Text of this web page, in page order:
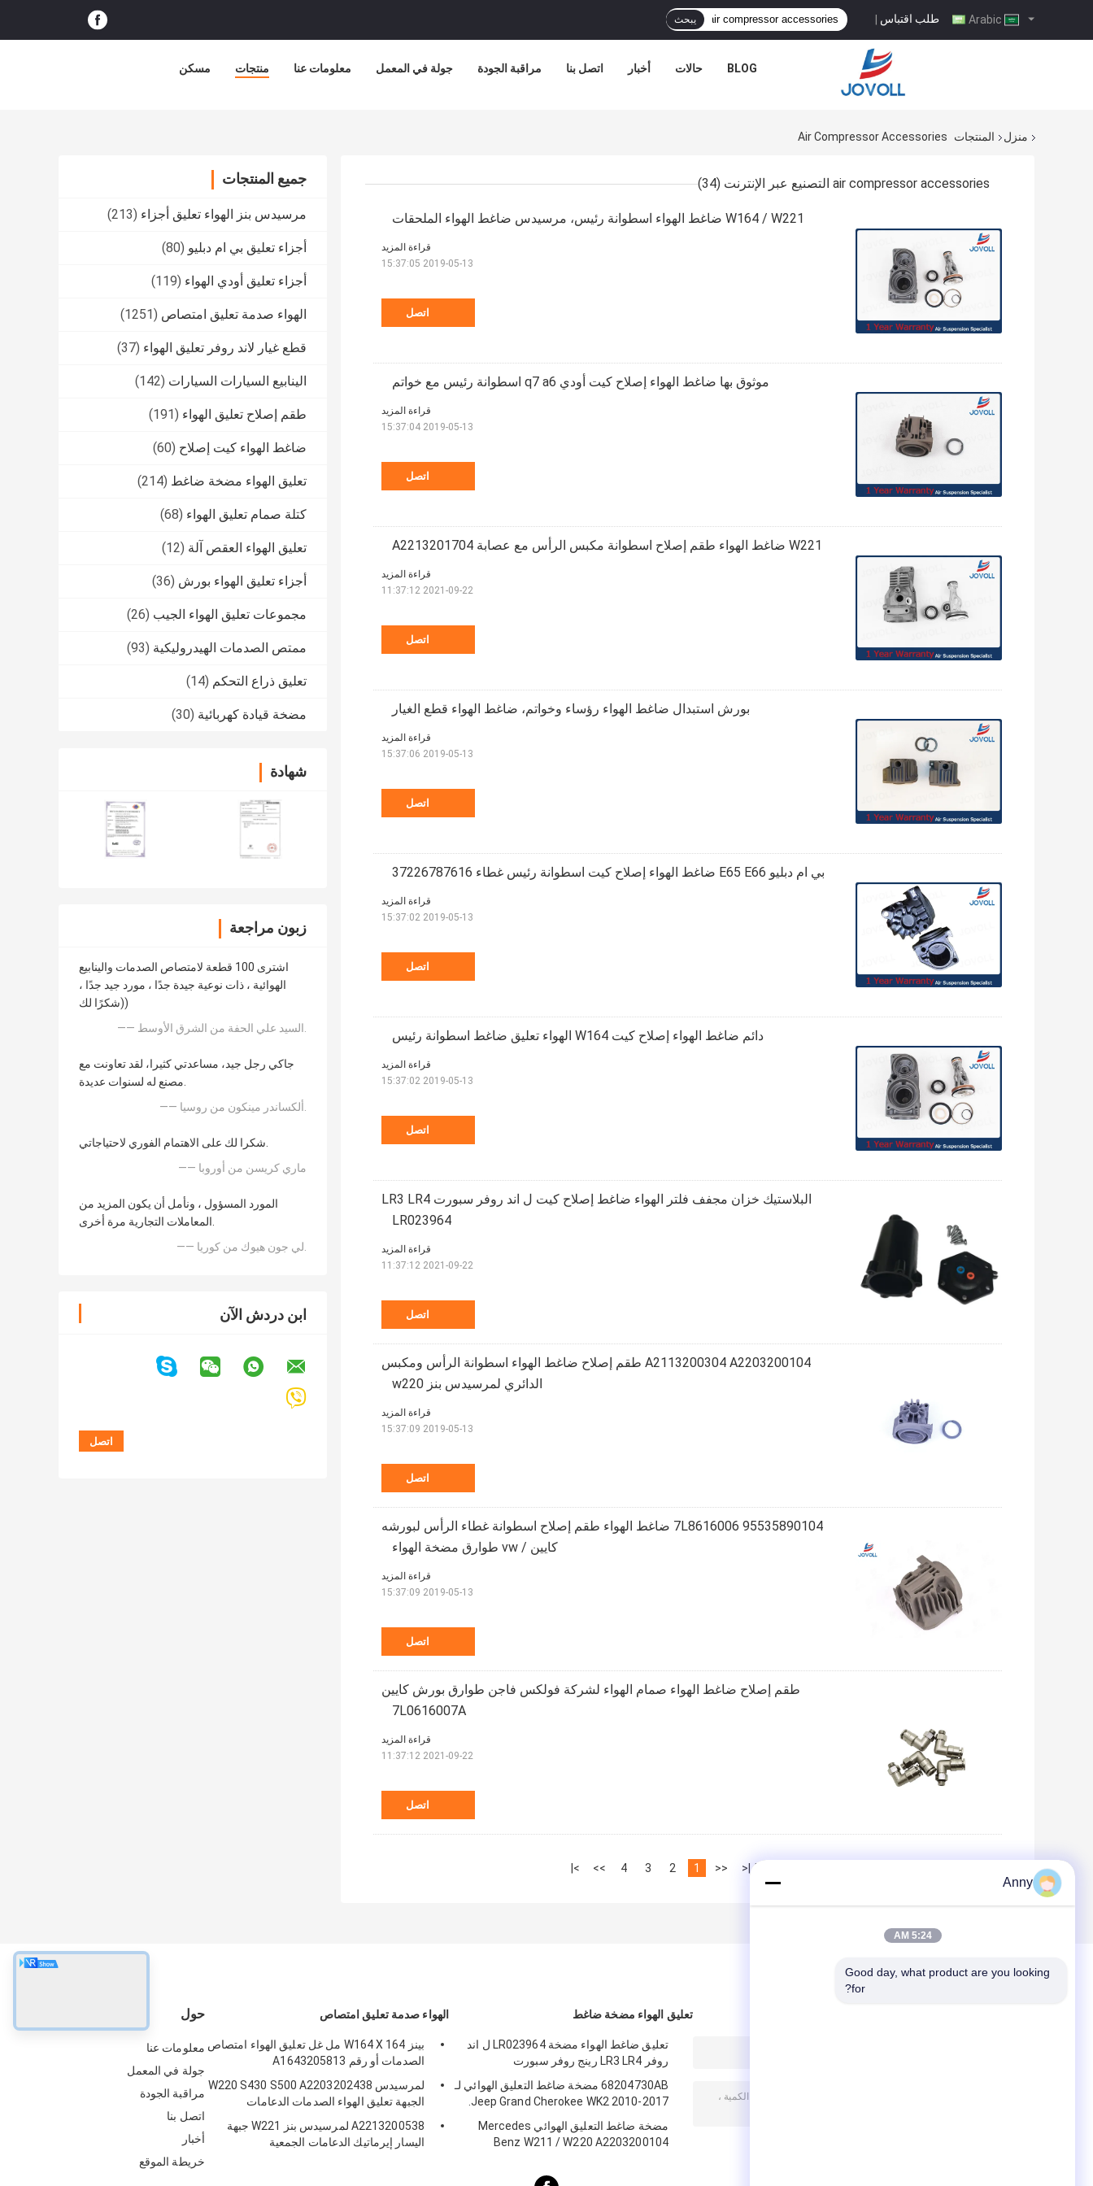
طلب اقتباس | يبحث
مسكن منتجات معلومات عنا جولة في المعمل مراقبة الجودة اتصل بنا أخبار حالات BLOG
منزل المنتجات Air Compressor Accessories
جميع المنتجات
مرسيدس بنز الهواء تعليق أجزاء (213)
أجزاء تعليق بي ام دبليو (80)
أجزاء تعليق أودي الهواء (119)
الهواء صدمة تعليق امتصاص (1251)
قطع غيار لاند روفر تعليق الهواء (37)
الينابيع السيارات السيارات (142)
طقم إصلاح تعليق الهواء (191)
ضاغط الهواء كيت إصلاح (60)
تعليق الهواء مضخة ضاغط (214)
كتلة صمام تعليق الهواء (68)
تعليق الهواء العقص آلة (12)
أجزاء تعليق الهواء بورش (36)
مجموعات تعليق الهواء الجيب (26)
ممتص الصدمات الهيدروليكية (93)
تعليق ذراع التحكم (14)
مضخة قيادة كهربائية (30)
شهادة
زبون مراجعة
اشترى 100 قطعة لامتصاص الصدمات والينابيع
الهوائية ، ذات نوعية جيدة جدًا ، مورد جيد جدًا ،
شكرًا لك))
—— السيد علي الحفة من الشرق الأوسط.
جاكي رجل جيد، مساعدتي كثيرا، لقد تعاونت مع
مصنع له لسنوات عديدة.
—— ألكساندر مينكون من روسيا.
شكرا لك على الاهتمام الفوري لاحتياجاتي.
—— ماري كريسن من أوروبا
المورد المسؤول ، ونأمل أن يكون المزيد من
المعاملات التجارية مرة أخرى.
—— لي جون هيوك من كوريا.
ابن دردش الآن
air compressor accessories التصنيع عبر الإنترنت (34)
W164 / W221 ضاغط الهواء اسطوانة رئيس، مرسيدس ضاغط الهواء الملحقات
اتصل
قراءة المزيد
2019-05-13 15:37:05
موثوق بها ضاغط الهواء إصلاح كيت أودي q7 a6 اسطوانة رئيس مع خواتم
اتصل
قراءة المزيد
2019-05-13 15:37:04
W221 ضاغط الهواء طقم إصلاح اسطوانة مكبس الرأس مع عصابة A2213201704
اتصل
قراءة المزيد
2021-09-22 11:37:12
بورش استبدال ضاغط الهواء رؤساء وخواتم، ضاغط الهواء قطع الغيار
اتصل
قراءة المزيد
2019-05-13 15:37:06
بي ام دبليو E65 E66 ضاغط الهواء إصلاح كيت اسطوانة رئيس غطاء 37226787616
اتصل
قراءة المزيد
2019-05-13 15:37:02
دائم ضاغط الهواء إصلاح كيت W164 الهواء تعليق ضاغط اسطوانة رئيس
اتصل
قراءة المزيد
2019-05-13 15:37:02
البلاستيك خزان مجفف فلتر الهواء ضاغط إصلاح كيت ل اند روفر سبورت LR3 LR4
LR023964
اتصل
قراءة المزيد
2021-09-22 11:37:12
A2113200304 A2203200104 طقم إصلاح ضاغط الهواء اسطوانة الرأس ومكبس
الدائري لمرسيدس بنز w220
اتصل
قراءة المزيد
2019-05-13 15:37:09
95535890104 7L8616006 ضاغط الهواء طقم إصلاح اسطوانة غطاء الرأس لبورشه
كايين / vw طوارق مضخة الهواء
اتصل
قراءة المزيد
2019-05-13 15:37:09
طقم إصلاح ضاغط الهواء صمام الهواء لشركة فولكس فاجن طوارق بورش كايين
7L0616007A
اتصل
قراءة المزيد
2021-09-22 11:37:12
Page 1 of 4
|<
<<
1
2
3
4
>>
>|
حول
معلومات عنا
جولة في المعمل
مراقبة الجودة
اتصل بنا
أخبار
خريطة الموقع
الهواء صدمة تعليق امتصاص
بينز W164 X 164 مل غل تعليق الهواء امتصاص
الصدمات أو رقم A1643205813
لمرسيدس W220 S430 S500 A2203202438
الجبهة تعليق الهواء الصدمات الدعامات
A2213200538 لمرسيدس بنز W221 جبهة
اليسار إيرماتيك الدعامات الجمعية
تعليق الهواء مضخة ضاغط
تعليق ضاغط الهواء مضخة LR023964 ل اند
روفر LR3 LR4 رينج روفر سبورت
68204730AB مضخة ضاغط التعليق الهوائي لـ
Jeep Grand Cherokee WK2 2010-2017.
مضخة ضاغط التعليق الهوائي Mercedes
Benz W211 / W220 A2203200104
Anny
5:24 AM
Good day, what product are you looking
for?